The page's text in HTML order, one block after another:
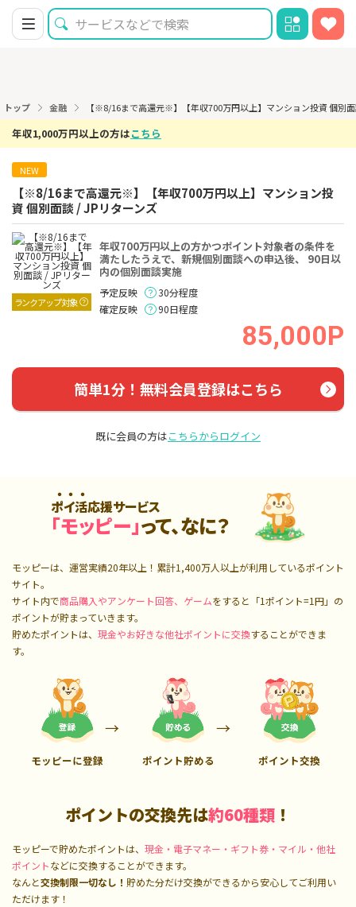
トップ 金融 【※8/16まで高還元※】【年収700万円以上】マンション投資 個別
年収1,000万円以上の方はこちら
NEW
【※8/16まで高還元※】【年収700万円以上】マンション投
資 個別面談 / JPリターンズ
ランクアップ対象
年収700万円以上の方かつポイント対象者の条件を
満たしたうえで、新規個別面談への申込後、 90日以
内の個別面談実施
予定反映
30分程度
確定反映
90日程度
85,000P
簡単1分！無料会員登録はこちら
既に会員の方はこちらからログイン
ポイ活応援サービス
「モッピー」って、なに？
モッピーは、運営実績20年以上！累計1,400万人以上が利用しているポイント
サイト。
サイト内で商品購入やアンケート回答、ゲームをすると「1ポイント=1円」の
ポイントが貯まっていきます。
貯めたポイントは、 現金やお好きな他社ポイントに交換することができま
す。
モッピーに登録 ポイント貯める ポイント交換
ポイントの交換先は約60種類 ！
モッピーで貯めたポイントは、 現金・電子マネー・ギフト券・マイル・他社
ポイントなどに交換することができます。
なんと交換制限一切なし！ 貯めた分だけ交換ができるから安心してご利用い
ただけます！